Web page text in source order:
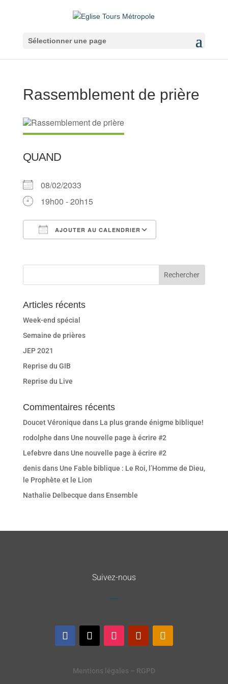
Sélectionner une page
Rassemblement de prière
QUAND
08/02/2033
19h00 - 20h15
AJOUTER AU CALENDRIER
Articles récents
Week-end spécial
Semaine de prières
JEP 2021
Reprise du GIB
Reprise du Live
Commentaires récents
Doucet Véronique dans La plus grande énigme biblique!
rodolphe dans Une nouvelle page à écrire #2
Lefebvre dans Une nouvelle page à écrire #2
denisdans Une Fable biblique : Le Roi, l’Homme de Dieu,
le Prophète et le Lion
Nathalie Delbecque dans Ensemble
Suivez-nous
Mentions légales – RGPD